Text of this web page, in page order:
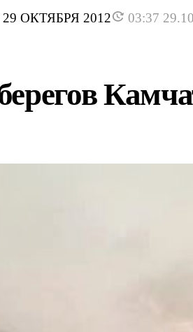
29 ОКТЯБРЯ 2012 03:37